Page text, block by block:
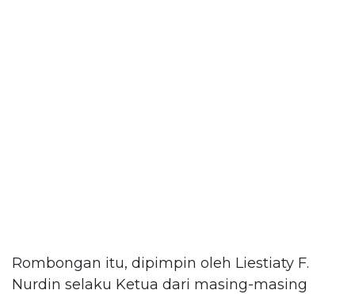
Rombongan itu, dipimpin oleh Liestiaty F.
Nurdin selaku Ketua dari masing-masing